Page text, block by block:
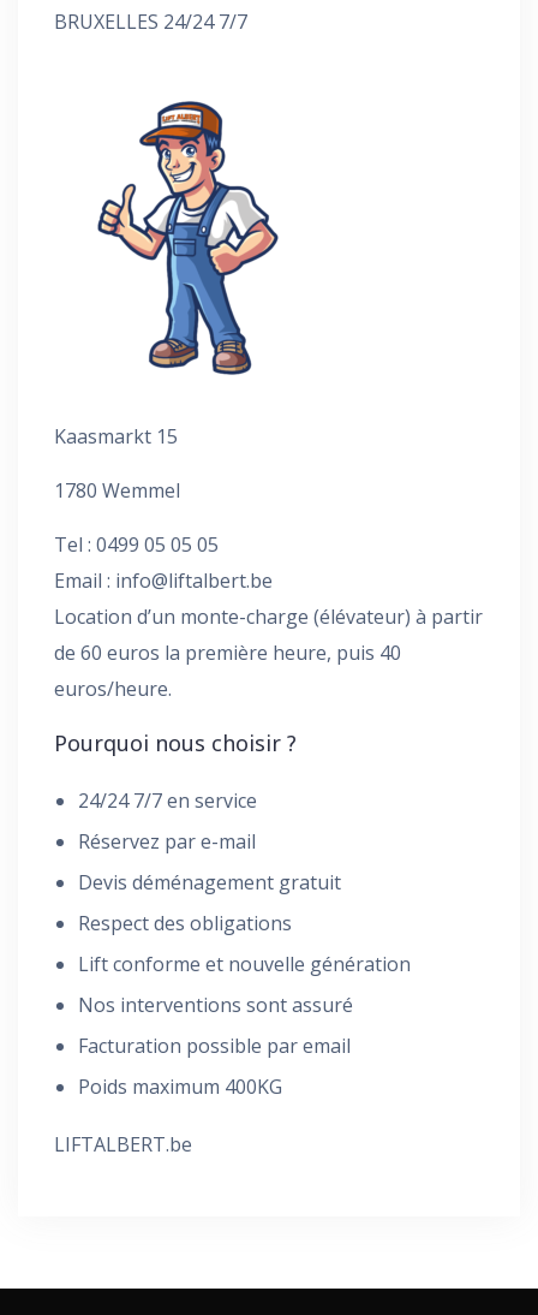
BRUXELLES 24/24 7/7
Kaasmarkt 15
1780 Wemmel
Tel : 0499 05 05 05
Email : info@liftalbert.be
Location d’un monte-charge (élévateur) à partir
de 60 euros la première heure, puis 40
euros/heure.
Pourquoi nous choisir ?
24/24 7/7 en service
Réservez par e-mail
Devis déménagement gratuit
Respect des obligations
Lift conforme et nouvelle génération
Nos interventions sont assuré
Facturation possible par email
Poids maximum 400KG
LIFTALBERT.be